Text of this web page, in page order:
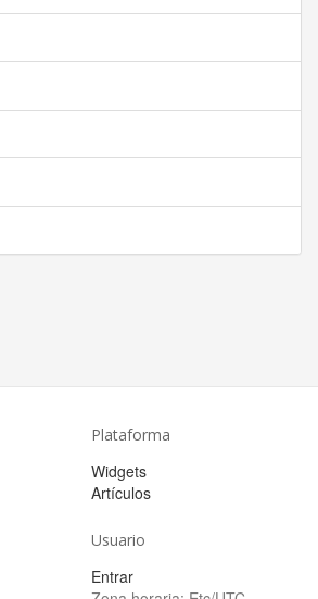
Plataforma
Widgets
Artículos
Usuario
Entrar